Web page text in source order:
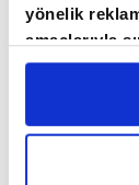
yönelik
amaçlarıyla
paneli
detaylı bilgi
6698 sayılı
Bu
yaklaşık 2
milyon 700
ÜRETİMDE